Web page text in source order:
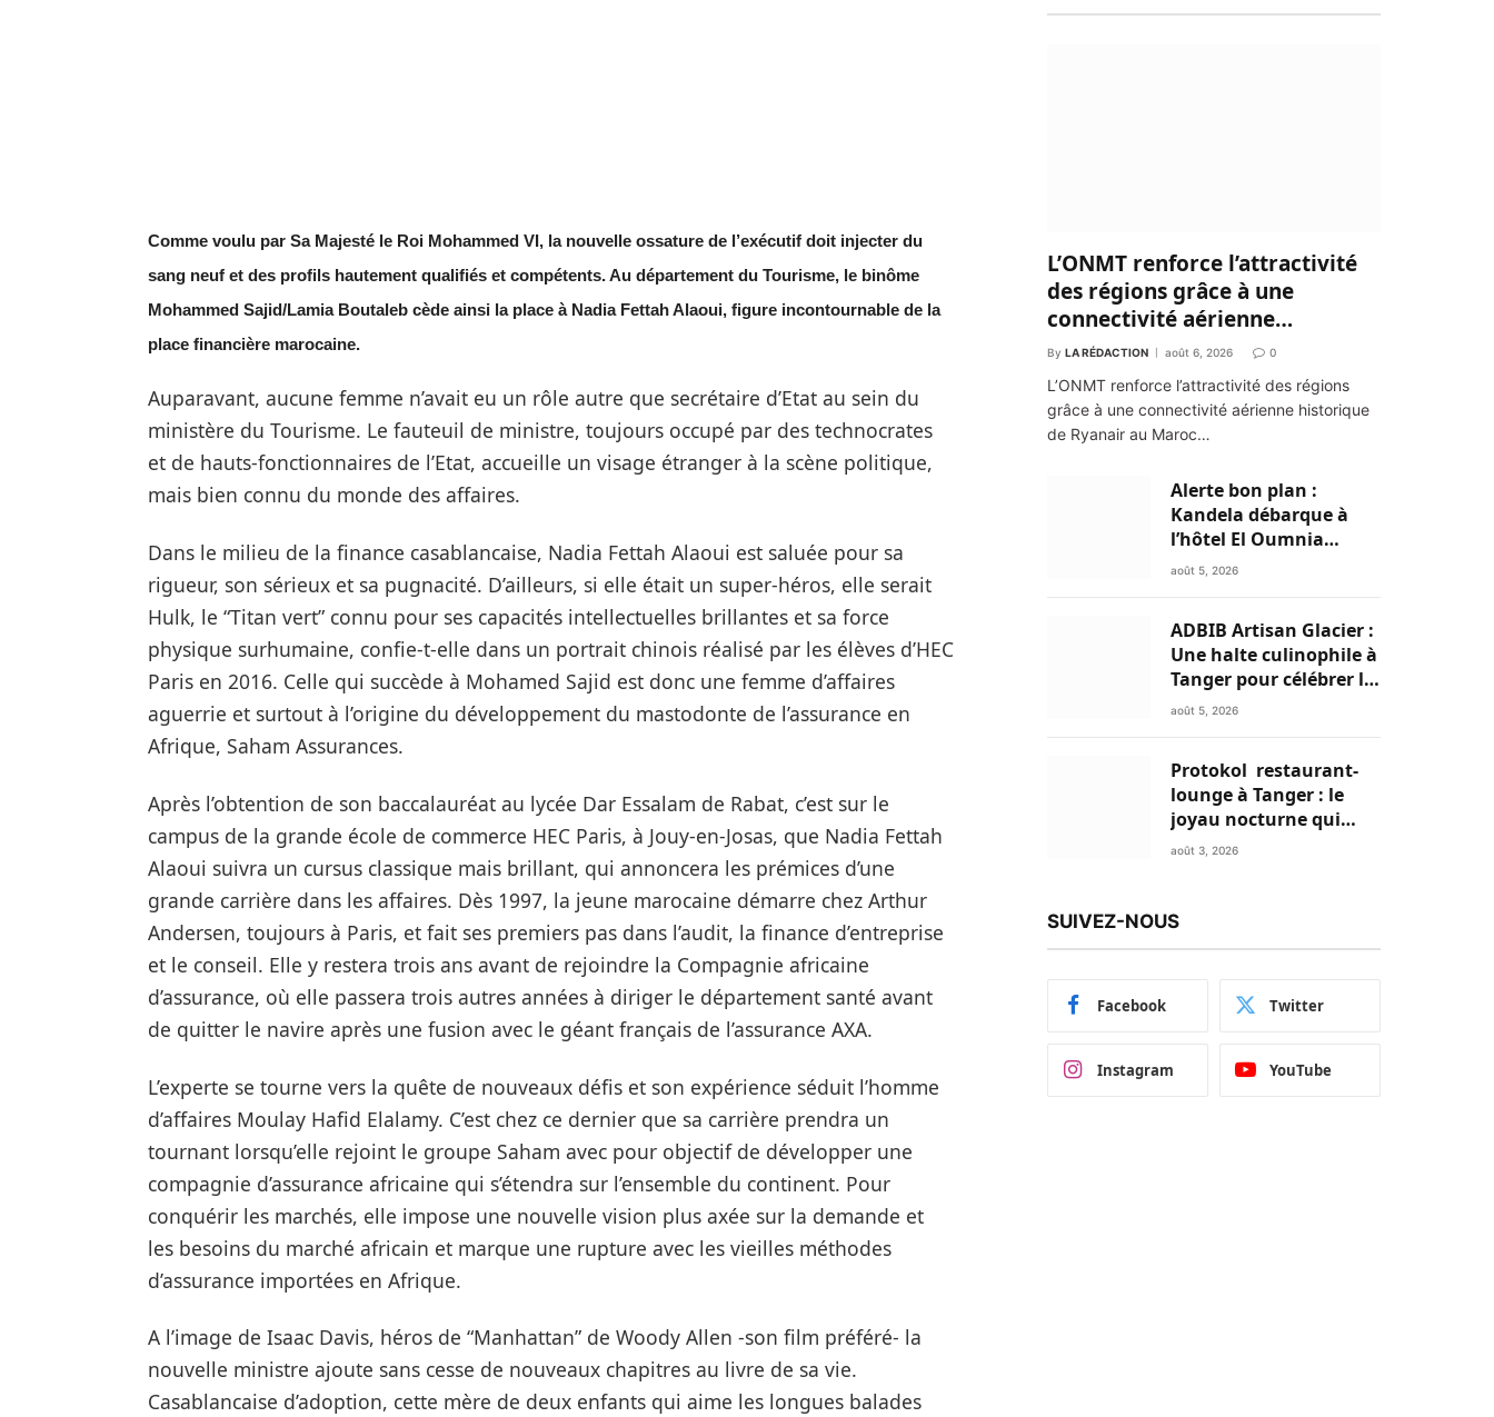
Comme voulu par Sa Majesté le Roi Mohammed VI, la nouvelle ossature de l’exécutif doit injecter du
sang neuf et des profils hautement qualifiés et compétents. Au département du Tourisme, le binôme
Mohammed Sajid/Lamia Boutaleb cède ainsi la place à Nadia Fettah Alaoui, figure incontournable de la
place financière marocaine.
Auparavant, aucune femme n’avait eu un rôle autre que secrétaire d’Etat au sein du
ministère du Tourisme. Le fauteuil de ministre, toujours occupé par des technocrates
et de hauts-fonctionnaires de l’Etat, accueille un visage étranger à la scène politique,
mais bien connu du monde des affaires.
Dans le milieu de la finance casablancaise, Nadia Fettah Alaoui est saluée pour sa
rigueur, son sérieux et sa pugnacité. D’ailleurs, si elle était un super-héros, elle serait
Hulk, le “Titan vert” connu pour ses capacités intellectuelles brillantes et sa force
physique surhumaine, confie-t-elle dans un portrait chinois réalisé par les élèves d’HEC
Paris en 2016. Celle qui succède à Mohamed Sajid est donc une femme d’affaires
aguerrie et surtout à l’origine du développement du mastodonte de l’assurance en
Afrique, Saham Assurances.
Après l’obtention de son baccalauréat au lycée Dar Essalam de Rabat, c’est sur le
campus de la grande école de commerce HEC Paris, à Jouy-en-Josas, que Nadia Fettah
Alaoui suivra un cursus classique mais brillant, qui annoncera les prémices d’une
grande carrière dans les affaires. Dès 1997, la jeune marocaine démarre chez Arthur
Andersen, toujours à Paris, et fait ses premiers pas dans l’audit, la finance d’entreprise
et le conseil. Elle y restera trois ans avant de rejoindre la Compagnie africaine
d’assurance, où elle passera trois autres années à diriger le département santé avant
de quitter le navire après une fusion avec le géant français de l’assurance AXA.
L’experte se tourne vers la quête de nouveaux défis et son expérience séduit l’homme
d’affaires Moulay Hafid Elalamy. C’est chez ce dernier que sa carrière prendra un
tournant lorsqu’elle rejoint le groupe Saham avec pour objectif de développer une
compagnie d’assurance africaine qui s’étendra sur l’ensemble du continent. Pour
conquérir les marchés, elle impose une nouvelle vision plus axée sur la demande et
les besoins du marché africain et marque une rupture avec les vieilles méthodes
d’assurance importées en Afrique.
A l’image de Isaac Davis, héros de “Manhattan” de Woody Allen -son film préféré- la
nouvelle ministre ajoute sans cesse de nouveaux chapitres au livre de sa vie.
Casablancaise d’adoption, cette mère de deux enfants qui aime les longues balades
L’ONMT renforce l’attractivité
des régions grâce à une
connectivité aérienne
historique de Ryanair
By LA RÉDACTION août 6, 2026 0
L’ONMT renforce l’attractivité des régions
grâce à une connectivité aérienne historique
de Ryanair au Maroc…
Alerte bon plan :
Kandela débarque à
l’hôtel El Oumnia
Puerto pour enflammer
août 5, 2026
ADBIB Artisan Glacier :
Une halte culinophile à
Tanger pour célébrer la
glace traditionnelle
août 5, 2026
Protokol restaurant-
lounge à Tanger : le
joyau nocturne qui
réinvente vos soirées
août 3, 2026
SUIVEZ-NOUS
Facebook Twitter
Instagram YouTube